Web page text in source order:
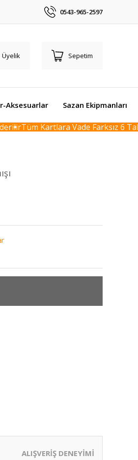
0543-965-2597
Üyelik Sepetim
Aksesuarlar Sazan Ekipmanları
Tüm Kartlara Vade Farksız 6
ALIŞVERİŞ DENEYİMİ